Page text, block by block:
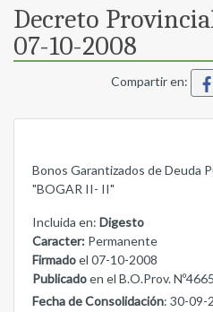
Decreto
07-10-2008
Compartir en:
Bonos Garantizados de Deuda
"BOGAR II- II"
Incluida en: Digesto
Caracter: Permanente
Firmadoel 07-10-2008
Publicadoen el B.O.Prov.
Fecha de Consolidación: 30-09-